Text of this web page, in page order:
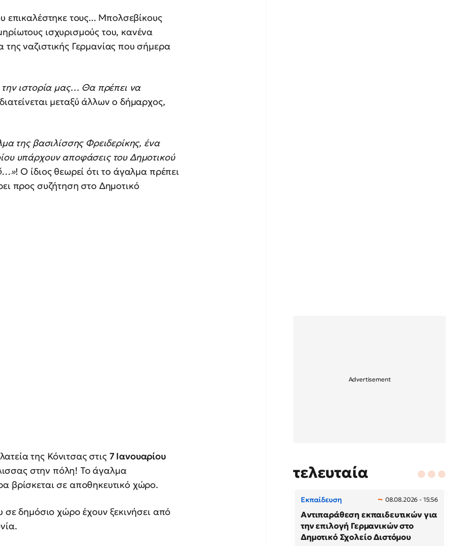
επικαλέστηκε τους... Μπολσεβίκους
ισχυρισμούς του, κανένα
ναζιστικής Γερμανίας που σήμερα
την ιστορία μας… Θα πρέπει να
μεταξύ άλλων ο δήμαρχος,
της βασιλίσσης Φρειδερίκης, ένα
υπάρχουν αποφάσεις του Δημοτικού
! Ο ίδιος θεωρεί ότι το άγαλμα πρέπει
προς συζήτηση στο Δημοτικό
της Κόνιτσας στις 7 Ιανουαρίου
στην πόλη! Το άγαλμα
βρίσκεται σε αποθηκευτικό χώρο.
σε δημόσιο χώρο έχουν ξεκινήσει από
τελευταία
Εκπαίδευση 08.08.2026 - 15:56
Αντιπαράθεση εκπαιδευτικών για
την επιλογή Γερμανικών στο
Δημοτικό Σχολείο Διστόμου